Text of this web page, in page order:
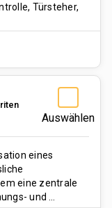
Türsteher,
Auswählen
eines
eine zentrale
und …